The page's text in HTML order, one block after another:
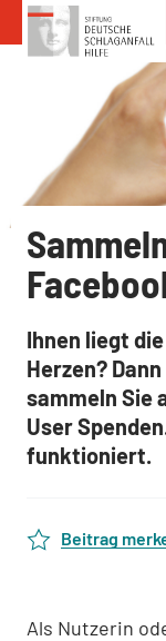
Zum Inhalt
Ihnen liegt
Herzen?
sammeln Sie
User
funktioniert.
Beitrag
Als Nutzerin